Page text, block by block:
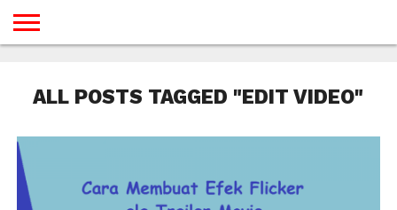
GAMES
DESAIN
ANDROID
IOS
YOUTUBE
INTERNET
WINDOWS
LINUX
MACINTOSH
MESSENGER
BLOGSPOT
WORDPRESS
PEMROGRAMAN
SEO
WEB
SERVER
ALL POSTS TAGGED "EDIT VIDEO"